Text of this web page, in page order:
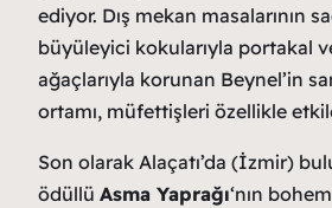
ediyor. Dış mekan masalarının
büyüleyici kokularıyla portakal
ağaçlarıyla korunan Beynel’in
ortamı, müfettişleri özellikle
Son olarak Alaçatı’da (İzmir)
ödüllü Asma Yaprağı‘nın